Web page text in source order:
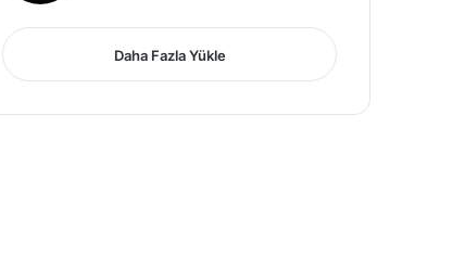
Daha Fazla Yükle